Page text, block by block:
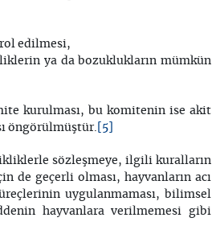
edilmesi,
ya da bozuklukların mümkün
kurulması, bu komitenin ise akit
öngörülmüştür. [5]
sözleşmeye, ilgili kuralların
de geçerli olması, hayvanların acı
uygulanmaması, bilimsel
hayvanlara verilmemesi gibi